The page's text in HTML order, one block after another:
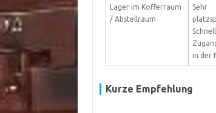
Lager im Kofferraum
/ Abstellraum
Sehr
in der
Kurze Empfehlung